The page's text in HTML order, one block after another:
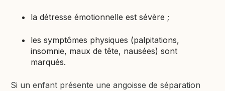
la détresse émotionnelle est sévère ;
les symptômes physiques (palpitations,
insomnie, maux de tête, nausées) sont
marqués.
Si un enfant présente une angoisse de séparation